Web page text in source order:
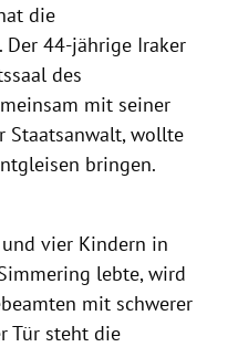
die
44-jährige Iraker
des
mit seiner
Staatsanwalt, wollte
bringen.
vier Kindern in
lebte, wird
mit schwerer
Tür steht die